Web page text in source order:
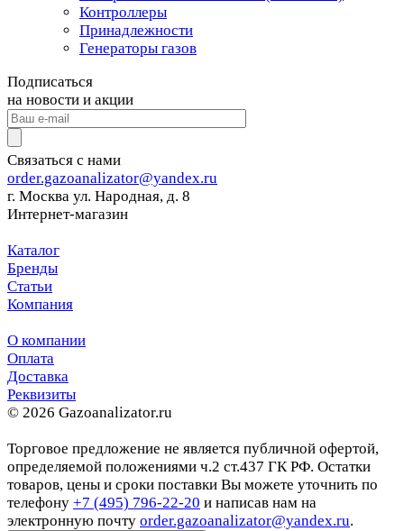
Контроллеры
Принадлежности
Генераторы газов
Подписаться
на новости и акции
Связаться с нами
order.gazoanalizator@yandex.ru
г. Москва ул. Народная, д. 8
Интернет-магазин
Каталог
Бренды
Статьи
Компания
О компании
Оплата
Доставка
Реквизиты
© 2026 Gazoanalizator.ru
Торговое предложение не является публичной офертой,
определяемой положениями ч.2 ст.437 ГК РФ. Остатки
товаров, цены и сроки поставки Вы можете уточнить по
телефону +7 (495) 796-22-20 и написав нам на
электронную почту order.gazoanalizator@yandex.ru.